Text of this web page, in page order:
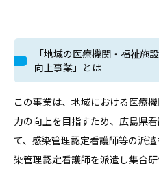
「地域の医療機関・福祉施
向上事業」とは
この事業は、地域における医療
力の向上を目指すため、広島県
て、感染管理認定看護師等の派
染管理認定看護師を派遣し集合